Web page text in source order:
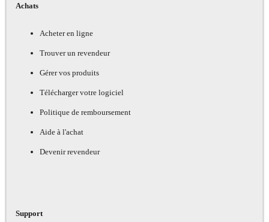
Achats
Acheter en ligne
Trouver un revendeur
Gérer vos produits
Télécharger votre logiciel
Politique de remboursement
Aide à l'achat
Devenir revendeur
Support